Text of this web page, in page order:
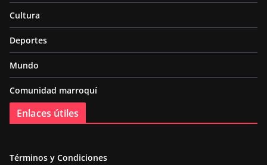
Cultura
Deportes
Mundo
Comunidad marroquí
Enlaces útiles
Términos y Condiciones